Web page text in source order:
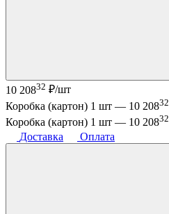
10 20832 ₽/шт
Коробка (картон) 1 шт — 10 20832
Коробка (картон) 1 шт — 10 20832
Доставка
Оплата